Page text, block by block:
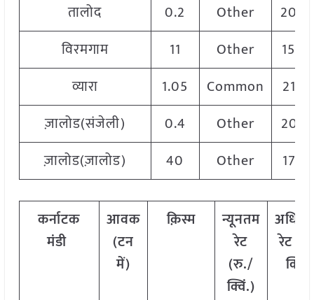
तालोद
0.2 Other
विरमगाम
11 Other
1500
व्यारा
1.05 Common
2150
ज़ालोड(संजेली)
0.4 Other
2050
ज़ालोड(ज़ालोड)
40 Other 1750
कर्नाटक
मंडी
आवक
(टन
में)
क़िस्म
न्यूनतम
रेट
(रु./
क्विं.)
रेट
क्विं.)